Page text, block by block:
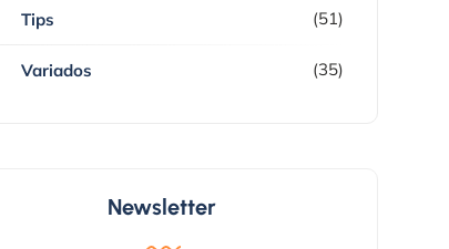
Tips (51)
Variados (35)
Newsletter